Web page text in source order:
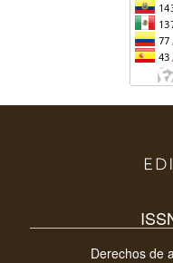
Derechos de